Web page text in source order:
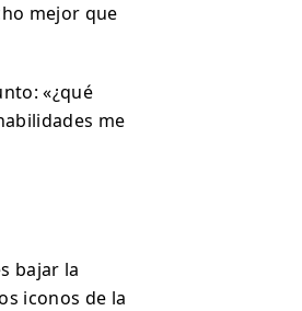
mejor que
«¿qué
me
bajar la
iconos de la